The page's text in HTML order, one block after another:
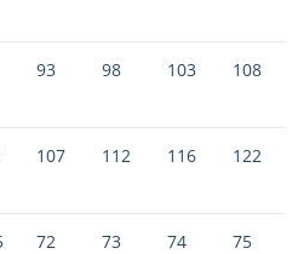
93 98 103 108
107 112 116 122
72 73 74 75